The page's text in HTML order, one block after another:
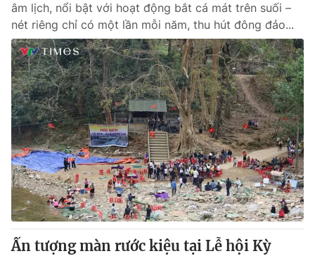
âm lịch, nổi bật với hoạt động bắt cá mát trên suối –
nét riêng chỉ có một lần mỗi năm, thu hút đông đảo...
Ấn tượng màn rước kiệu tại Lễ hội Kỳ